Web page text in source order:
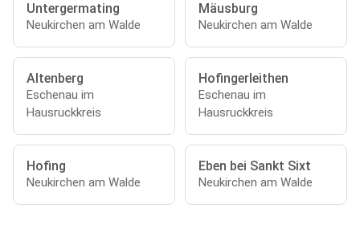
Untergermating
Neukirchen am Walde
Mäusburg
Neukirchen am Walde
Altenberg
Eschenau im
Hausruckkreis
Hofingerleithen
Eschenau im
Hausruckkreis
Hofing
Neukirchen am Walde
Eben bei Sankt Sixt
Neukirchen am Walde